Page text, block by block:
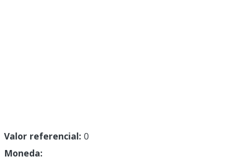
Valor referencial: 0
Moneda: